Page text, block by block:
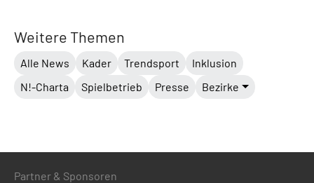
Weitere Themen
Alle News Kader Trendsport
Inklusion
N!-Charta
Spielbetrieb Presse Bezirke
Partner & Sponsoren